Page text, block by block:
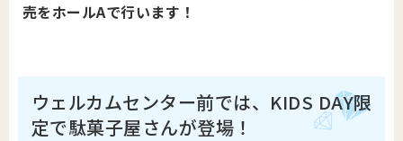
売をホールAで行います！
ウェルカムセンター前では、KIDS DAY限
定で駄菓子屋さんが登場！